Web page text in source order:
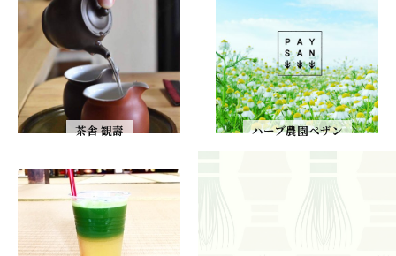
茶舎 観壽 ハーブ農園ペザン